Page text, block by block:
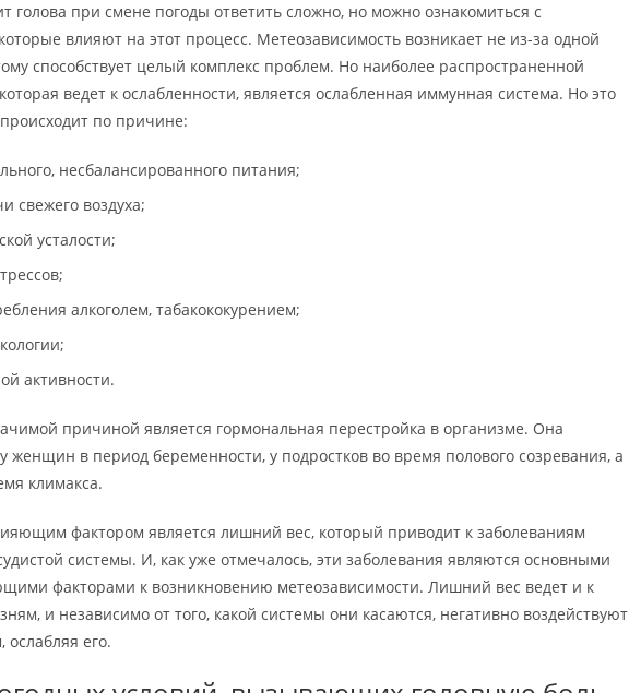
голова при смене погоды ответить сложно, но можно ознакомиться с
влияют на этот процесс. Метеозависимость возникает не из-за одной
способствует целый комплекс проблем. Но наиболее распространенной
ведет к ослабленности, является ослабленная иммунная система. Но это
по причине:
несбалансированного питания;
свежего воздуха;
усталости;
алкоголем, табакококурением;
активности.
причиной является гормональная перестройка в организме. Она
женщин в период беременности, у подростков во время полового созревания, а
климакса.
фактором является лишний вес, который приводит к заболеваниям
системы. И, как уже отмечалось, эти заболевания являются основными
факторами к возникновению метеозависимости. Лишний вес ведет и к
и независимо от того, какой системы они касаются, негативно воздействуют
ослабляя его.